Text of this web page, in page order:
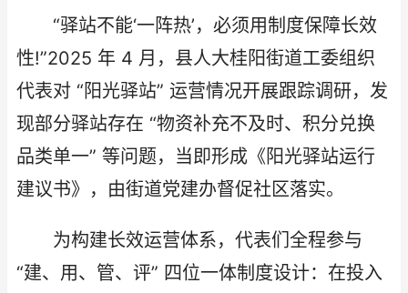
“驿站不能‘一阵热’，必须用制度保障长效
性!”2025 年 4 月，县人大桂阳街道工委组织
代表对 “阳光驿站” 运营情况开展跟踪调研，发
现部分驿站存在 “物资补充不及时、积分兑换
品类单一” 等问题，当即形成《阳光驿站运行
建议书》，由街道党建办督促社区落实。​
为构建长效运营体系，代表们全程参与
“建、用、管、评” 四位一体制度设计：在投入